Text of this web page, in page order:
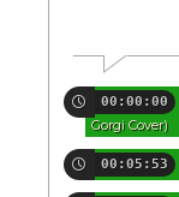
00:00:00
Gorgi Cover)
00:05:53